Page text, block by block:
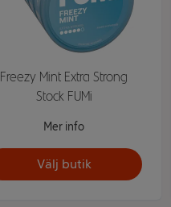
Freezy Mint Extra Strong
Stock FUMi
Mer info
Välj butik